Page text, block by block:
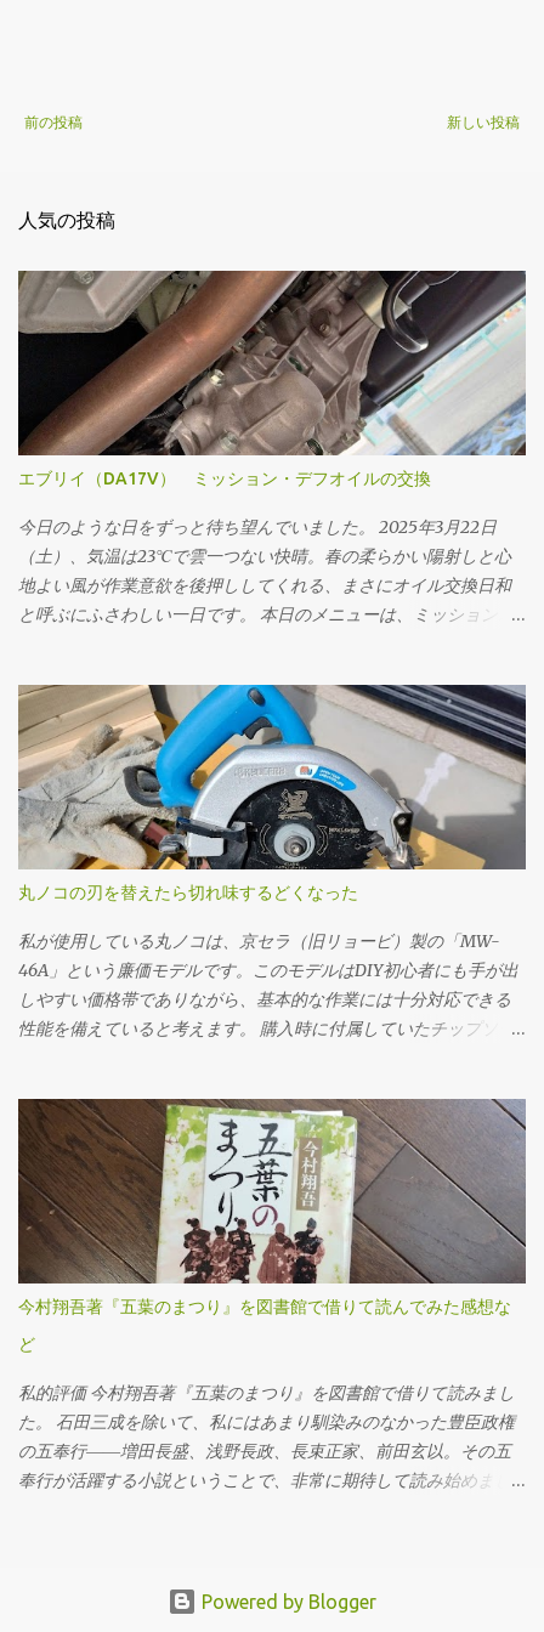
新しい投稿
前の投稿
人気の投稿
エブリイ（DA17V） ミッション・デフオイルの交換
今日のような日をずっと待ち望んでいました。 2025年3月22日
（土）、気温は23℃で雲一つない快晴。春の柔らかい陽射しと心
地よい風が作業意欲を後押ししてくれる、まさにオイル交換日和
と呼ぶにふさわしい一日です。 本日のメニューは、ミッションオ
グの改善はもちろん、長く付き合っていくためのメンテナンスと
しても重要な作業です。 まず取りかかったのはミッションオイル
の交換。 工具は10mmのドレンプラグソケットを使用。手順とし
ては、フィラープラグ → ドレンプラグ の順に外していきます。こ
れは必ず守るべき基本です。先にフィラープラグをはずさない
と、ドレンだけ抜いてしまった後でオイルを入れられない、クル
ィラープラグを緩めるには、思いのほか力が必要でした。固着し
ていたのか、レンチに体重をかけるようにしてようやく回るとい
う状態でした。じっくり慎重にトルクをかけていきました。クル
マの下に潜っての作業なので、なかなか思うように力を入れられ
ません。 ドレンプラグの磁石にはかなりの鉄粉が付いてました
す。自転車用に買ったトルクレンチを久しぶりに使ってみまし
た。 ここ（フィラーも）は液体ガスケットを塗布する必要があり
ます。 このホルツの液体ガスケットを買いましたが、液体ガスケ
ット自体、初めて使用です。適当に指で付けました。 オイルの注
入は、この400ccオイル差しを使いました。注入口を火で炙って曲
げてあります。 エブリイ（MT/4WD）のミッションオイルは2.6ℓ
なので、ここにオイルを7回入れないといけません。とても面倒で
した。やはり灯油を入れるポンプなど、他の方法を考えた方が良
さそうです。 ミッションオイルは、スズキの指定オイルを使いま
す。 正直なところ、先ほどのミッションオイル交換だけでかなり
体力を消耗してしまい、作業中の写真はほとんど撮れていませ
ん。特にオイルの注入に手こずった...
丸ノコの刃を替えたら切れ味するどくなった
私が使用している丸ノコは、京セラ（旧リョービ）製の「MW-
46A」という廉価モデルです。このモデルはDIY初心者にも手が出
しやすい価格帯でありながら、基本的な作業には十分対応できる
性能を備えていると考えます。 購入時に付属していたチップソー
も多少ささくれが残るものの、DIYレベルであれば許容範囲だろう
と感じていたのです。 ところが、使用を重ねるうちに、私は重大
なミスを経験することになります。特に初期の頃は、安全対策や
正しい使用方法に対する理解が浅く、いわゆる「キックバック
（材料や刃が跳ね返る現象）」を複数回起こしてしまいました。
丸ノコ本体が突然自分の方へ飛び出したり、切断中の木材がもの
しました。この経験がトラウマとなり、一時期は丸ノコの使用自
体に強い不安を感じ、使用を避けるようになってしまいました。
全に正しく使いたいという思いから、丸ノコの使い方や刃の種類
について改めて調べ直しました。その中で、丸ノコの刃（チップ
ソー）には用途や仕上がりに応じてさまざまな種類があり、刃数
や素材、価格も非常に幅広いことを初めて知りました。 特に気に
を使って、1820mmの2×4材を3本、それぞれ200mmずつ、合計
今村翔吾著『五葉のまつり』を図書館で借りて読んでみた感想な
ど
私的評価 今村翔吾著『五葉のまつり』を図書館で借りて読みまし
た。 石田三成を除いて、私にはあまり馴染みのなかった豊臣政権
の五奉行――増田長盛、浅野長政、長束正家、前田玄以。その五
奉行が活躍する小説ということで、非常に期待して読み始めまし
スにも通じるものがあり、歴史小説に馴染みのない方でも楽しめ
Powered by Blogger